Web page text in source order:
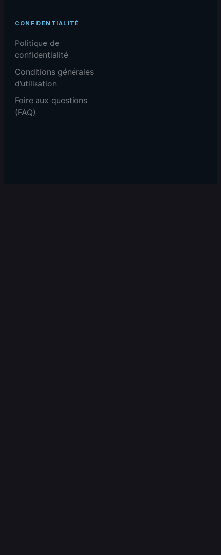
CONFIDENTIALITÉ
Politique de
confidentialité
Conditions générales
d’utilisation
Foire aux questions
(FAQ)